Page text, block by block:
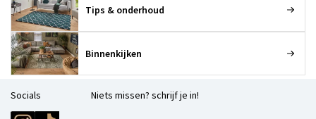
Tips & onderhoud
Binnenkijken
Socials Niets missen? schrijf je in!